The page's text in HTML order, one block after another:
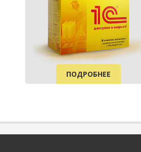
ПОДРОБНЕЕ